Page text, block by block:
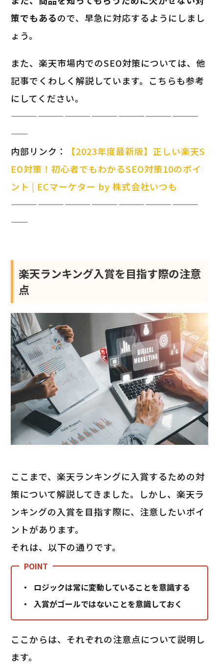
策でもあるので、早急に対応するようにしまし
ょう。
また、楽天市場内でのSEO対策については、他
記事でくわしく解説しています。こちらも参考
にしてください。
—————————————————————
——
内部リンク：
【2023年度最新版】正しい楽天S
EO対策！初心者でもわかるSEO対策10のポイ
ント | ECマーケター by 株式会社いつも
—————————————————————
——
楽天ランキング入賞を目指す際の注意
点
ここまで、楽天ランキングに入賞するための対
策について解説してきました。しかし、楽天ラ
ンキングの入賞を目指す際に、注意したいポイ
ントがあります。
それは、以下の通りです。
ロジックは常に変動していることを意識する
入賞がゴールではないことを意識しておく
ここからは、それぞれの注意点について説明し
ます。